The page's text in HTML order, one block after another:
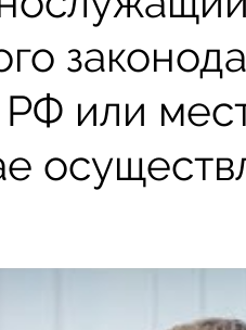
РФ или